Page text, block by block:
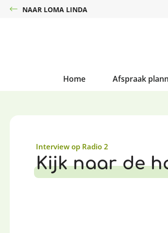
NAAR LOMA LINDA
Home Afspraak
Interview op Radio 2
Kijk naar de